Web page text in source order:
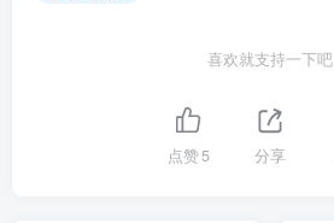
喜欢就支持一下吧
点赞5 分享